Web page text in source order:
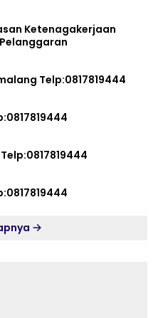
Ketenagakerjaan
Telp:0817819444